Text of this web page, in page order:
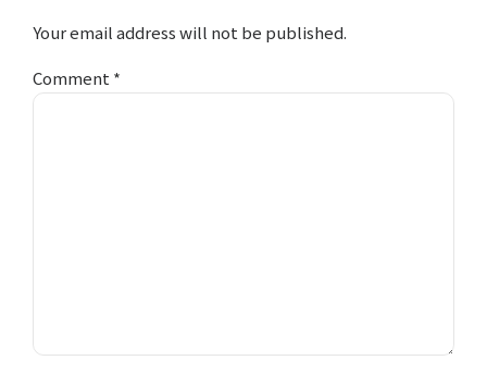
Your email address will not be published.
Comment *